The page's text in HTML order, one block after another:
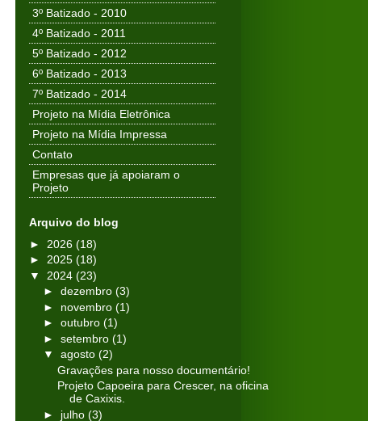
3º Batizado - 2010
4º Batizado - 2011
5º Batizado - 2012
6º Batizado - 2013
7º Batizado - 2014
Projeto na Mídia Eletrônica
Projeto na Mídia Impressa
Contato
Empresas que já apoiaram o
Projeto
Arquivo do blog
► 2026 (18)
► 2025 (18)
▼ 2024 (23)
► dezembro (3)
► novembro (1)
► outubro (1)
► setembro (1)
▼ agosto (2)
Gravações para nosso documentário!
Projeto Capoeira para Crescer, na oficina
de Caxixis.
► julho (3)